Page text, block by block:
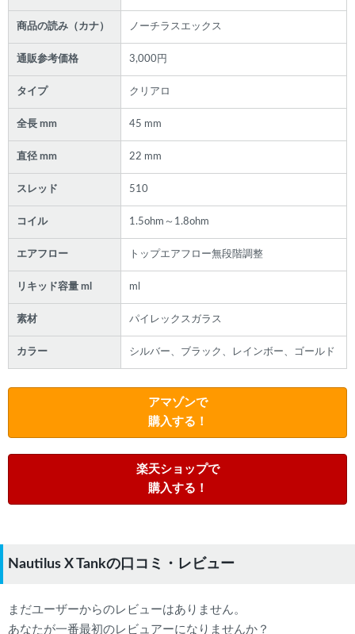
商品の読み（カナ） ノーチラスエックス
通販参考価格 3,000円
タイプ クリアロ
全長 mm 45 mm
直径 mm 22 mm
スレッド 510
コイル 1.5ohm～1.8ohm
エアフロー トップエアフロー無段階調整
リキッド容量 ml ml
素材 パイレックスガラス
カラー シルバー、ブラック、レインボー、ゴールド
アマゾンで
購入する！
楽天ショップで
購入する！
Nautilus X Tankの口コミ・レビュー
まだユーザーからのレビューはありません。
あなたが一番最初のレビュアーになりませんか？